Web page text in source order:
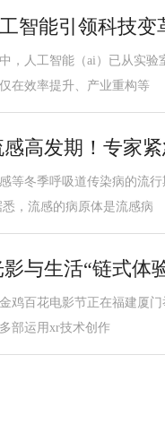
智能引领科技变
，人工智能（ai）已从实
在效率提升、产业重构等
高发期！专家
等冬季呼吸道传染病的流
，流感的病原体是流感病
与生活“链式体
鸡百花电影节正在福建厦
部运用xr技术创作